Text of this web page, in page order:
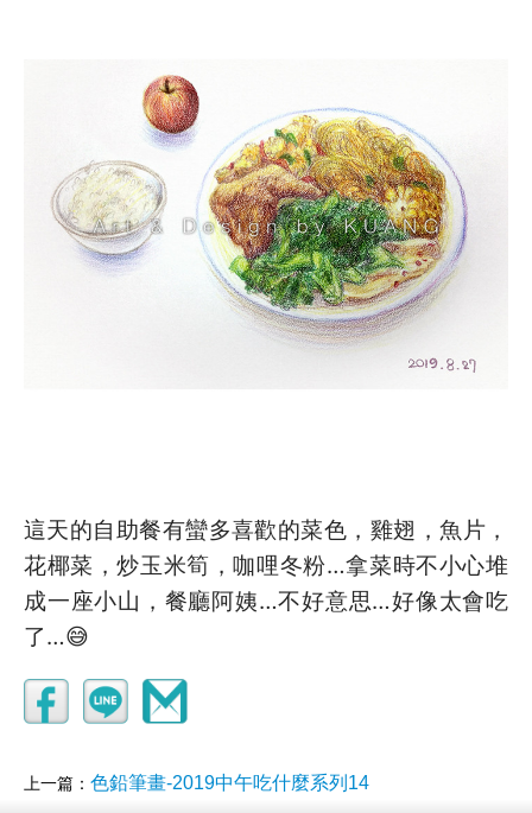
這天的自助餐有蠻多喜歡的菜色，雞翅，魚片，
花椰菜，炒玉米筍，咖哩冬粉…拿菜時不小心堆
成一座小山，餐廳阿姨…不好意思…好像太會吃
了…😅
上一篇： 色鉛筆畫-2019中午吃什麼系列14